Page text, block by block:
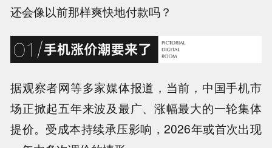
还会像以前那样爽快地付款吗？
据观察者网等多家媒体报道， 当前，中国手机市
场正掀起五年来波及最广、涨幅最大的一轮集体
提价。受成本持续承压影响，2026年或首次出现